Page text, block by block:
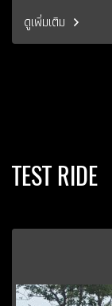
ดูเพิ่มเติม
TEST RIDE